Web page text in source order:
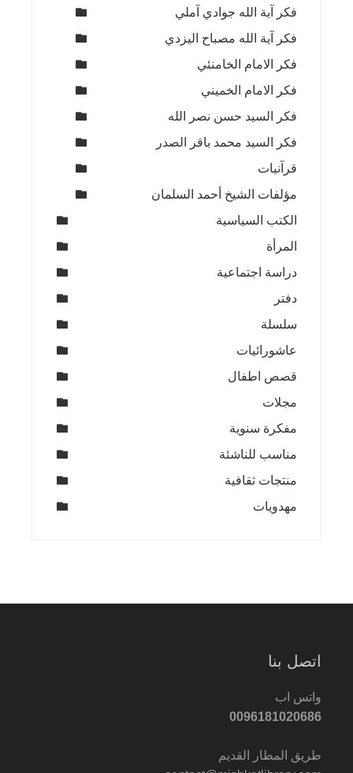
فكر آية الله جوادي آملي
فكر آية الله مصباح اليزدي
فكر الامام الخامنئي
فكر الامام الخميني
فكر السيد حسن نصر الله
فكر السيد محمد باقر الصدر
قرآنيات
مؤلفات الشيخ أحمد السلمان
الكتب السياسية
المرأة
دراسة اجتماعية
دفتر
سلسلة
عاشورائيات
قصص اطفال
مجلات
مفكرة سنوية
مناسب للناشئة
منتجات ثقافية
مهدويات
اتصل بنا
واتس اب
0096181020686
طريق المطار القديم